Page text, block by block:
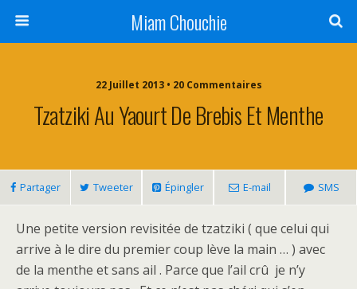
Miam Chouchie
22 Juillet 2013 • 20 Commentaires
Tzatziki Au Yaourt De Brebis Et Menthe
Partager Tweeter Épingler E-mail SMS
Une petite version revisitée de tzatziki ( que celui qui
arrive à le dire du premier coup lève la main … ) avec
de la menthe et sans ail . Parce que l’ail crû je n’y